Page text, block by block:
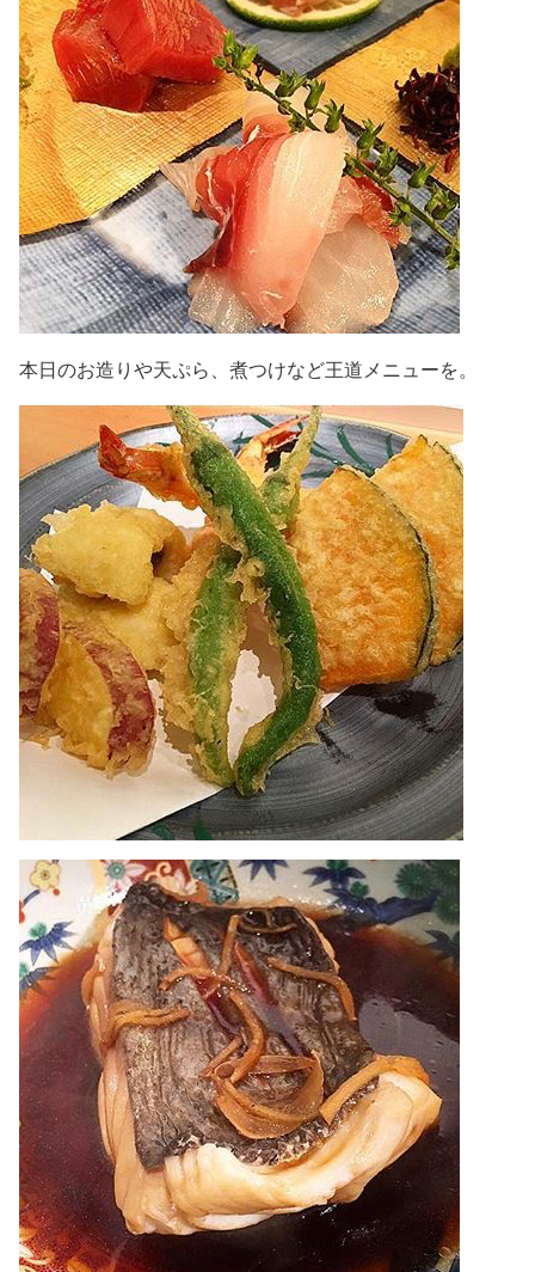
本日のお造りや天ぷら、煮つけなど王道メニューを。